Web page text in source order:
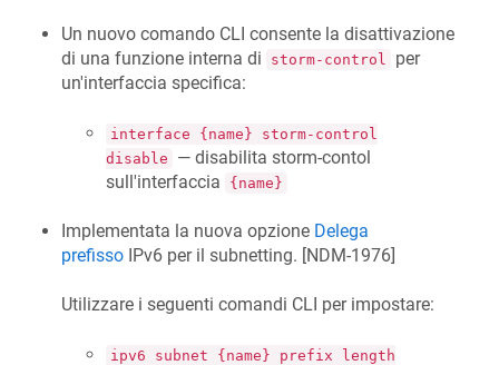
Un nuovo comando CLI consente la disattivazione
di una funzione interna di
storm-control
per
un'interfaccia specifica:
interface {name} storm-control
disable
— disabilita storm-contol
sull'interfaccia
{name}
Implementata la nuova opzione Delega
prefisso IPv6 per il subnetting. [NDM-1976]
Utilizzare i seguenti comandi CLI per impostare:
ipv6 subnet {name} prefix length